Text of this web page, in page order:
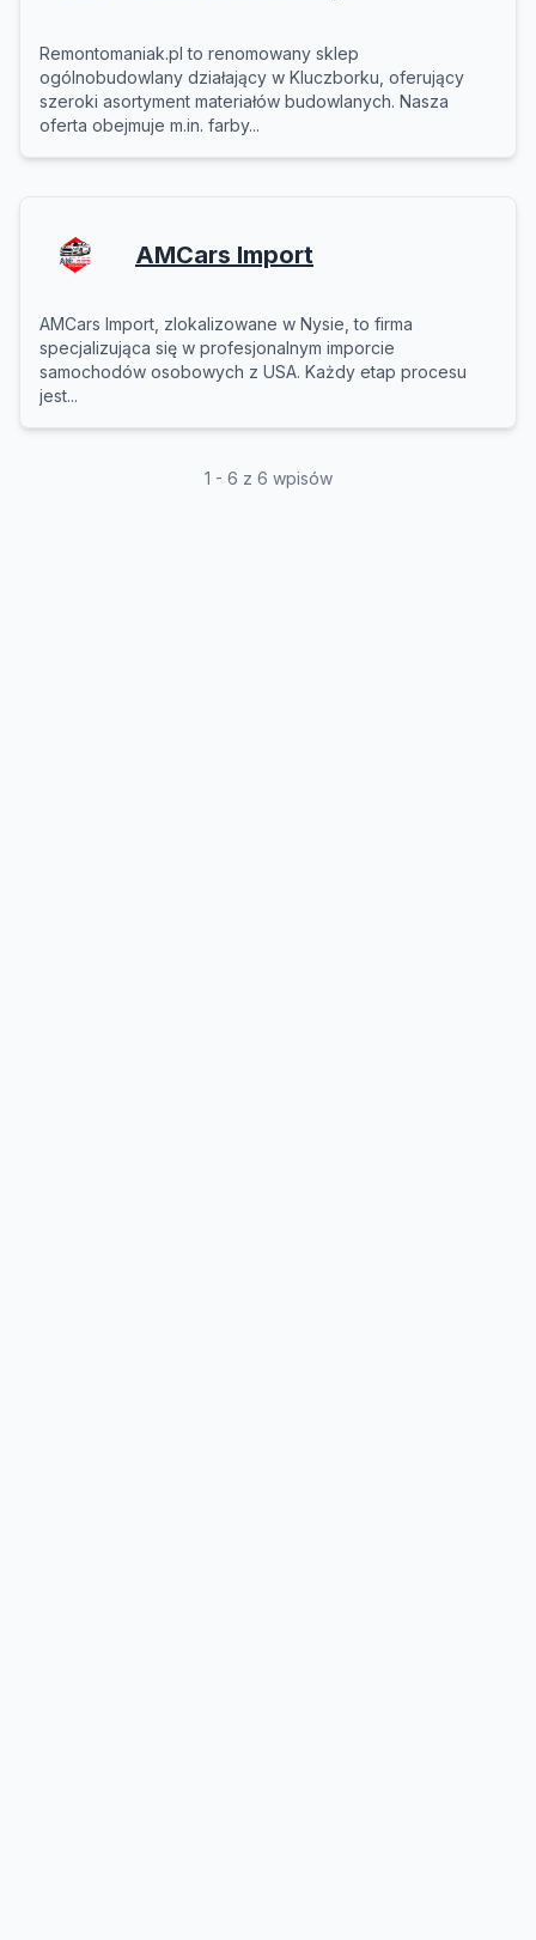
Remontomaniak.pl to renomowany sklep
ogólnobudowlany działający w Kluczborku, oferujący
szeroki asortyment materiałów budowlanych. Nasza
oferta obejmuje m.in. farby...
AMCars Import
AMCars Import, zlokalizowane w Nysie, to firma
specjalizująca się w profesjonalnym imporcie
samochodów osobowych z USA. Każdy etap procesu
jest...
1 - 6 z 6 wpisów